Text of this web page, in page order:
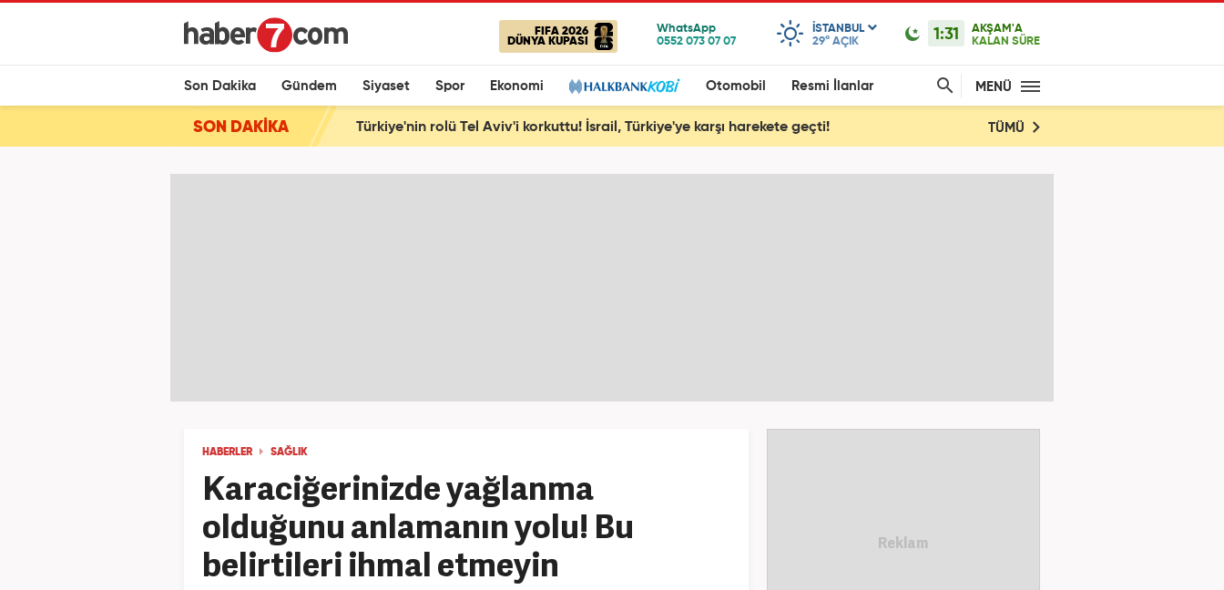
FIFA 2026
DÜNYA KUPASI
ISTANBUL
29° AÇIK 1:31
AKŞAM'A
KALAN SÜRE
Son Dakika Gündem Siyaset Spor Ekonomi Otomobil Resmi İlanlar MENÜ
SON DAKİKA Türkiye'nin rolü Tel Aviv'i korkuttu! İsrail, Türkiye'ye karşı harekete geçti! TÜMÜ
HABERLER SAĞLIK
Karaciğerinizde yağlanma
olduğunu anlamanın yolu! Bu
belirtileri ihmal etmeyin